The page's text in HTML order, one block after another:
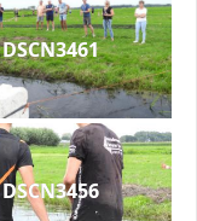
DSCN3461
DSCN3456